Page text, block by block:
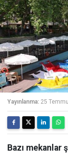
Yayınlanma: 25
Bazı mekanlar